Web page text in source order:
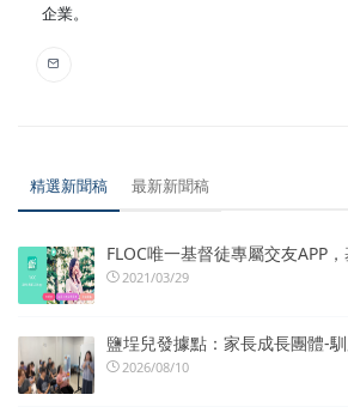
企業。
精選新聞稿 最新新聞稿
FLOC唯一基督徒專屬交友APP
2021/03/29
鹽埕兒發據點：家長成長團體-
2026/08/10